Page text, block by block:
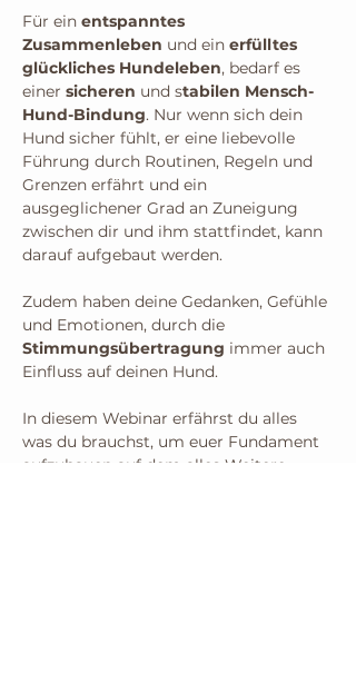
Für ein entspanntes
Zusammenleben und ein erfülltes
glückliches Hundeleben, bedarf es
einer sicheren und stabilen Mensch-
Hund-Bindung. Nur wenn sich dein
Hund sicher fühlt, er eine liebevolle
Führung durch Routinen, Regeln und
Grenzen erfährt und ein
ausgeglichener Grad an Zuneigung
zwischen dir und ihm stattfindet, kann
darauf aufgebaut werden.
Zudem haben deine Gedanken, Gefühle
und Emotionen, durch die
Stimmungsübertragung immer auch
Einfluss auf deinen Hund.
In diesem Webinar erfährst du alles
was du brauchst, um euer Fundament
aufzubauen auf dem alles Weitere